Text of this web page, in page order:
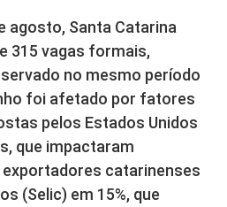
agosto, Santa Catarina
315 vagas formais,
no mesmo período
foi afetado por fatores
pelos Estados Unidos
que impactaram
catarinenses
(Selic) em 15%, que